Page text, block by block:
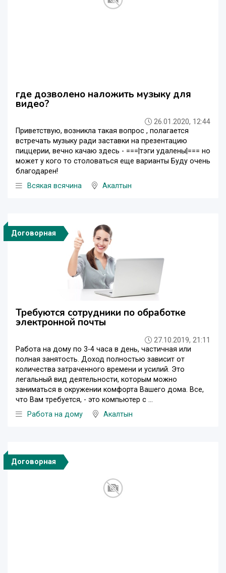
где дозволено наложить музыку для
видео?
26.01.2020, 12:44
Приветствую, возникла такая вопрос , полагается
встречать музыку ради заставки на презентацию
пиццерии, вечно качаю здесь - ===|тэги удалены|=== но
может у кого то столоваться еще варианты Буду очень
благодарен!
Всякая всячина
Акалтын
Договорная
Требуются сотрудники по обработке
электронной почты
27.10.2019, 21:11
Работа на дому по 3-4 часа в день, частичная или
полная занятость. Доход полностью зависит от
количества затраченного времени и усилий. Это
легальный вид деятельности, которым можно
заниматься в окружении комфорта Вашего дома. Все,
что Вам требуется, - это компьютер с ...
Работа на дому
Акалтын
Договорная